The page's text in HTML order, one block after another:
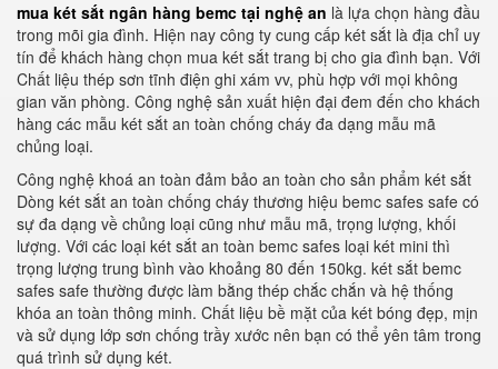
mua két sắt ngân hàng bemc tại nghệ an là lựa chọn hàng đầu
trong mõi gia đình. Hiện nay công ty cung cấp két sắt là địa chỉ uy
tín để khách hàng chọn mua két sắt trang bị cho gia đình bạn. Với
Chất liệu thép sơn tĩnh điện ghi xám vv, phù hợp với mọi không
gian văn phòng. Công nghệ sản xuất hiện đại đem đến cho khách
hàng các mẫu két sắt an toàn chống cháy đa dạng mẫu mã
chủng loại.
Công nghệ khoá an toàn đảm bảo an toàn cho sản phẩm két sắt
Dòng két sắt an toàn chống cháy thương hiệu bemc safes safe có
sự đa dạng về chủng loại cũng như mẫu mã, trọng lượng, khối
lượng. Với các loại két sắt an toàn bemc safes loại két mini thì
trọng lượng trung bình vào khoảng 80 đến 150kg. két sắt bemc
safes safe thường được làm bằng thép chắc chắn và hệ thống
khóa an toàn thông minh. Chất liệu bề mặt của két bóng đẹp, mịn
và sử dụng lớp sơn chống trầy xước nên bạn có thể yên tâm trong
quá trình sử dụng két.